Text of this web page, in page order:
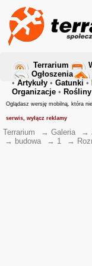
Terrarium
Ogłoszenia
• Artykuły • Gatunki •
Organizacje • Rośliny
Oglądasz wersję mobilną, która
serwis, wyłącz reklamy
Terrarium → Galeria →
→ budowa → 1 →